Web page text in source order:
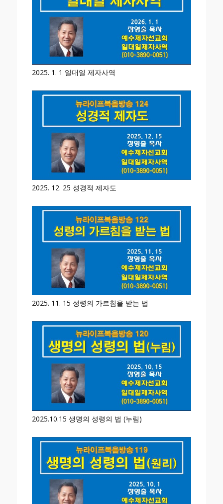
2025. 1. 1 일대일 제자사역
2025. 12. 25 성경적 제자도
2025. 11. 15 성령의 가르침을 받는 법
2025.10.15 생명의 성령의 법 (누림)